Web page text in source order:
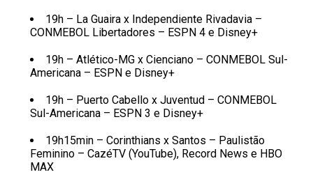
19h – La Guaira x Independiente Rivadavia –
CONMEBOL Libertadores – ESPN 4 e Disney+
19h – Atlético-MG x Cienciano – CONMEBOL Sul-
Americana – ESPN e Disney+
19h – Puerto Cabello x Juventud – CONMEBOL
Sul-Americana – ESPN 3 e Disney+
19h15min – Corinthians x Santos – Paulistão
Feminino – CazéTV (YouTube), Record News e HBO
MAX